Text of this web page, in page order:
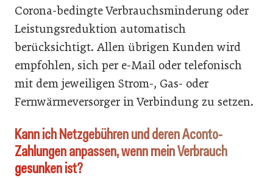
Corona-bedingte Verbrauchsminderung oder
Leistungsreduktion automatisch
berücksichtigt. Allen übrigen Kunden wird
empfohlen, sich per e-Mail oder telefonisch
mit dem jeweiligen Strom-, Gas- oder
Fernwärmeversorger in Verbindung zu setzen.
Kann ich Netzgebühren und deren Aconto-
Zahlungen anpassen, wenn mein Verbrauch
gesunken ist?